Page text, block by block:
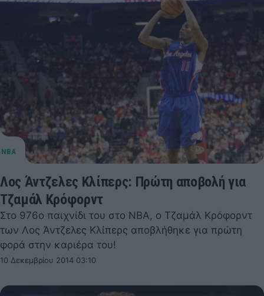
Λος Άντζελες Κλίπερς: Πρώτη αποβολή για
Τζαμάλ Κρόφορντ
Στο 976ο παιχνίδι του στο NBA, ο Τζαμάλ Κρόφορντ
των Λος Άντζελες Κλίπερς αποβλήθηκε για πρώτη
φορά στην καριέρα του!
10 Δεκεμβρίου 2014 03:10